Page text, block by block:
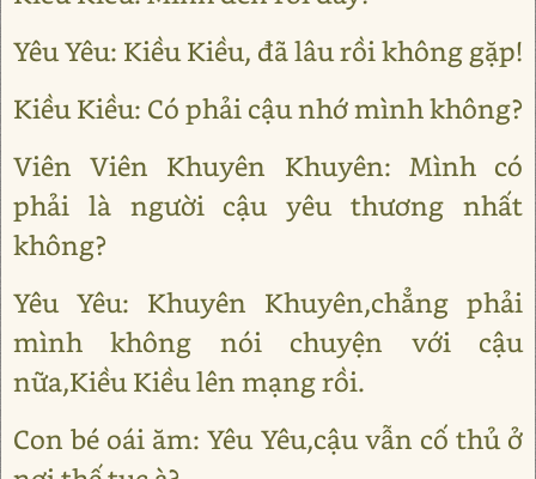
Yêu Yêu: Kiều Kiều, đã lâu rồi không gặp!
Kiều Kiều: Có phải cậu nhớ mình không?
Viên Viên Khuyên Khuyên: Mình có
phải là người cậu yêu thương nhất
không?
Yêu Yêu: Khuyên Khuyên,chẳng phải
mình không nói chuyện với cậu
nữa,Kiều Kiều lên mạng rồi.
Con bé oái ăm: Yêu Yêu,cậu vẫn cố thủ ở